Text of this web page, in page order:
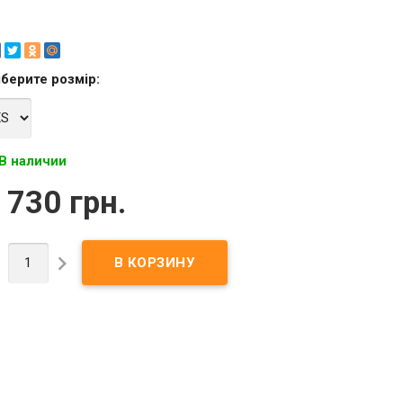
розмір:
наличии
грн.
